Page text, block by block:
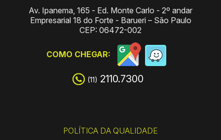
Av. Ipanema, 165 - Ed. Monte Carlo - 2º andar
Empresarial 18 do Forte - Barueri – São Paulo
CEP: 06472-002
COMO CHEGAR:
(11) 2110.7300
POLÍTICA DA QUALIDADE